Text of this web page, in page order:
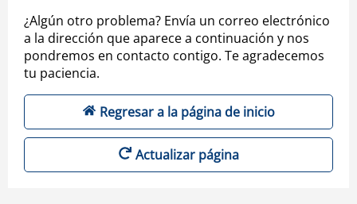
¿Algún otro problema? Envía un correo electrónico
a la dirección que aparece a continuación y nos
pondremos en contacto contigo. Te agradecemos
tu paciencia.
Regresar a la página de inicio
Actualizar página